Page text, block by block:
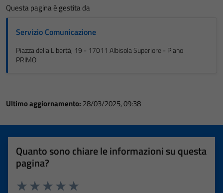
Questa pagina è gestita da
Servizio Comunicazione
Piazza della Libertà, 19 - 17011 Albisola Superiore - Piano
PRIMO
Ultimo aggiornamento: 28/03/2025, 09:38
Quanto sono chiare le informazioni su questa
pagina?